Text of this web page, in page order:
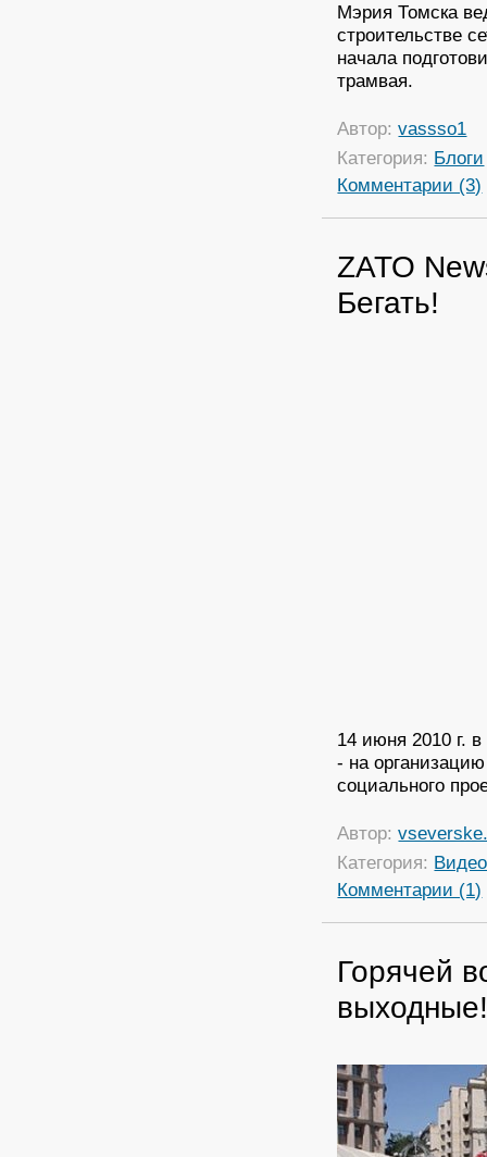
Мэрия Томска
строительстве
начала
трамвая.
Автор:vassso1
Категория: Блоги
Комментарии (3)
ZATO
Бегать!
14 июня 2010 г.
- на
социального
Автор:
Категория: Видео
Комментарии (1)
Горячей